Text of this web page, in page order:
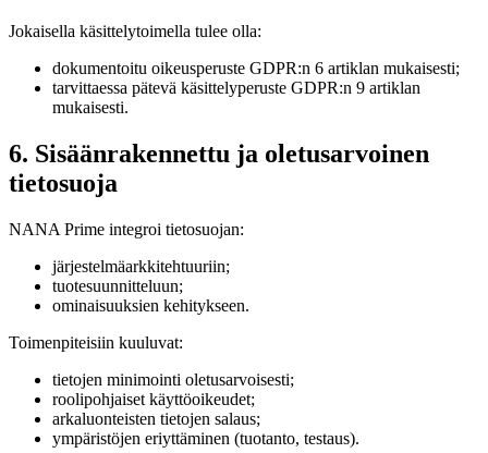
Jokaisella käsittelytoimella tulee olla:
dokumentoitu oikeusperuste GDPR:n 6 artiklan mukaisesti;
tarvittaessa pätevä käsittelyperuste GDPR:n 9 artiklan
mukaisesti.
6. Sisäänrakennettu ja oletusarvoinen
tietosuoja
NANA Prime integroi tietosuojan:
järjestelmäarkkitehtuuriin;
tuotesuunnitteluun;
ominaisuuksien kehitykseen.
Toimenpiteisiin kuuluvat:
tietojen minimointi oletusarvoisesti;
roolipohjaiset käyttöoikeudet;
arkaluonteisten tietojen salaus;
ympäristöjen eriyttäminen (tuotanto, testaus).